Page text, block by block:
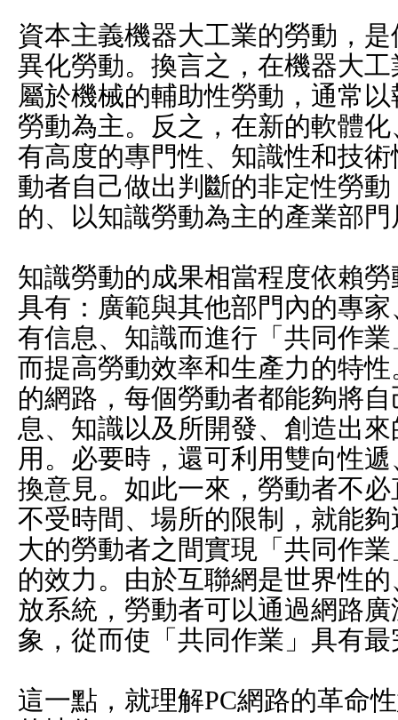
資本主義機器大工業的勞動，
異化勞動。換言之，在機器大
屬於機械的輔助性勞動，通常
勞動為主。反之，在新的軟體
有高度的專門性、知識性和技
動者自己做出判斷的非定性勞
的、以知識勞動為主的產業部
知識勞動的成果相當程度依賴
具有：廣範與其他部門內的專
有信息、知識而進行「共同作業
而提高勞動效率和生產力的特
的網路，每個勞動者都能夠將
息、知識以及所開發、創造出
用。必要時，還可利用雙向性
換意見。如此一來，勞動者不
不受時間、場所的限制，就能
大的勞動者之間實現「共同作
的效力。由於互聯網是世界性
放系統，勞動者可以通過網路
象，從而使「共同作業」具有
這一點，就理解PC網路的革命